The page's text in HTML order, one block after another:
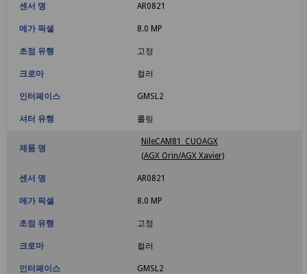
센서 명 AR0821
메가 픽셀 8.0 MP
초점 유행 고정
크로마 컬러
인터페이스 GMSL2
셔터 유행 롤링
제품 명
NileCAM81_CUOAGX
(AGX Orin/AGX Xavier)
센서 명 AR0821
메가 픽셀 8.0 MP
초점 유행 고정
크로마 컬러
인터페이스 GMSL2